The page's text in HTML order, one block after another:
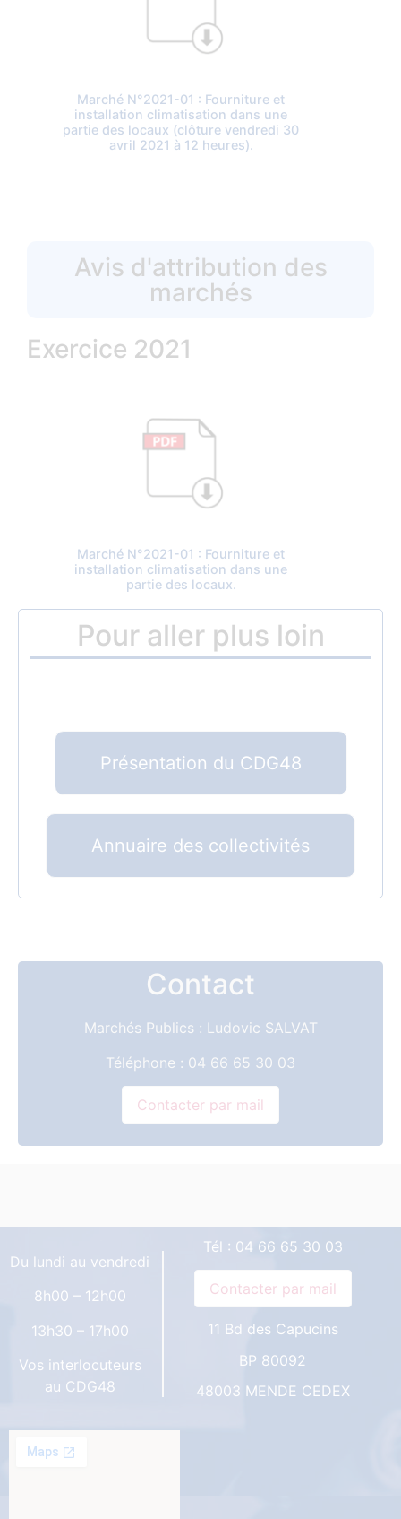
Marché N°2021-01 : Fourniture et
installation climatisation dans une
partie des locaux (clôture vendredi 30
avril 2021 à 12 heures).
Avis d'attribution des
marchés
Exercice 2021
Marché N°2021-01 : Fourniture et
installation climatisation dans une
partie des locaux.
Pour aller plus loin
Présentation du CDG48
Annuaire des collectivités
Contact
Marchés Publics : Ludovic SALVAT
Téléphone : 04 66 65 30 03
Du lundi au vendredi
8h00 – 12h00
13h30 – 17h00
Vos interlocuteurs
au CDG48
Tél : 04 66 65 30 03
11 Bd des Capucins
BP 80092
48003 MENDE CEDEX